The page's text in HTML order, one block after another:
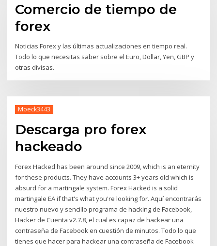
Comercio de tiempo de
forex
Noticias Forex y las últimas actualizaciones en tiempo real.
Todo lo que necesitas saber sobre el Euro, Dollar, Yen, GBP y
otras divisas.
Moeck3443
Descarga pro forex
hackeado
Forex Hacked has been around since 2009, which is an eternity
for these products. They have accounts 3+ years old which is
absurd for a martingale system. Forex Hacked is a solid
martingale EA if that's what you're looking for. Aquí encontrarás
nuestro nuevo y sencillo programa de hacking de Facebook,
Hacker de Cuenta v2.7.8, el cual es capaz de hackear una
contraseña de Facebook en cuestión de minutos. Todo lo que
tienes que hacer para hackear una contraseña de Facebook